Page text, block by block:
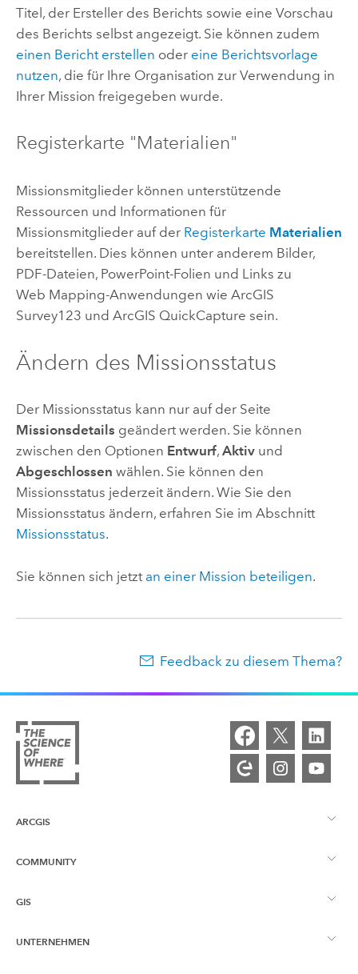
Titel, der Ersteller des Berichts sowie eine Vorschau
des Berichts selbst angezeigt. Sie können zudem
einen Bericht erstellen oder eine Berichtsvorlage
nutzen, die für Ihre Organisation zur Verwendung in
Ihrer Mission freigegeben wurde.
Registerkarte "Materialien"
Missionsmitglieder können unterstützende
Ressourcen und Informationen für
Missionsmitglieder auf der Registerkarte Materialien
bereitstellen. Dies können unter anderem Bilder,
PDF-Dateien, PowerPoint-Folien und Links zu
Web Mapping-Anwendungen wie ArcGIS
Survey123 und ArcGIS QuickCapture sein.
Ändern des Missionsstatus
Der Missionsstatus kann nur auf der Seite
Missionsdetails geändert werden. Sie können
zwischen den Optionen Entwurf, Aktivund
Abgeschlossen wählen. Sie können den
Missionsstatus jederzeit ändern. Wie Sie den
Missionsstatus ändern, erfahren Sie im Abschnitt
Missionsstatus.
Sie können sich jetzt an einer Mission beteiligen.
Feedback zu diesem Thema?
ARCGIS
ArcGIS – Überblick
COMMUNITY
Esri Community
GIS
Was ist GIS?
UNTERNEHMEN